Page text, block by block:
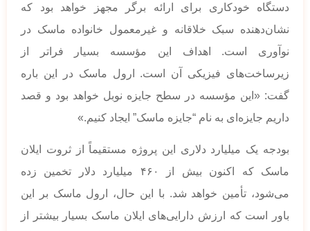
دستگاه خودکاری برای ارائه برگر مجهز خواهد بود که
نشان‌دهنده سبک خلاقانه و غیرمعمول خانواده ماسک در
نوآوری است. اهداف این مؤسسه بسیار فراتر از
زیرساخت‌های فیزیکی آن است. ارول ماسک در این باره
گفت: «این مؤسسه در سطح جایزه نوبل خواهد بود و قصد
داریم جایزه‌ای به نام “جایزه ماسک” ایجاد کنیم.»
بودجه یک میلیارد دلاری این پروژه مستقیماً از ثروت ایلان
ماسک که اکنون بیش از ۴۶۰ میلیارد دلار تخمین زده
می‌شود، تأمین خواهد شد. با این حال، ارول ماسک بر این
باور است که ارزش دارایی‌های ایلان ماسک بسیار بیشتر از